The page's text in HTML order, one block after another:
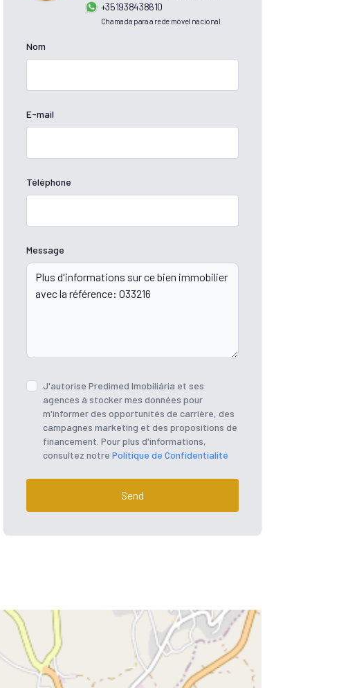
+351938438610
Chamada para a rede móvel nacional
Nom
E-mail
Téléphone
Message
J'autorise Predimed Imobiliária et ses
agences à stocker mes données pour
m'informer des opportunités de carrière, des
campagnes marketing et des propositions de
financement. Pour plus d'informations,
consultez notre Politique de Confidentialité
Send